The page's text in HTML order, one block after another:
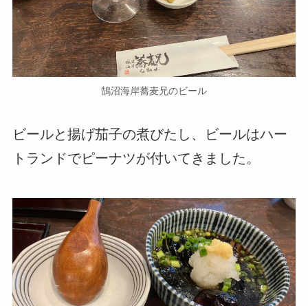
鵠沼海岸蕎麦兄のビール
ビールと揚げ茄子の煮びたし、ビールはハー
トランドでピーナツが付いてきました。